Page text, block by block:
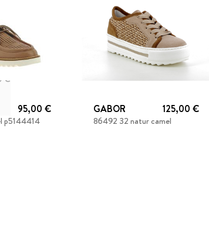
€
95,00 €
p5144414
GABOR 125,00 €
86492 32 natur camel